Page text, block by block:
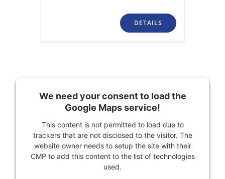
DETAILS
We need your consent to load the
Google Maps service!
This content is not permitted to load due to
trackers that are not disclosed to the visitor. The
website owner needs to setup the site with their
CMP to add this content to the list of technologies
used.